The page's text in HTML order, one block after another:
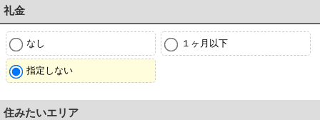
礼金
なし １ヶ月以下
指定しない
住みたいエリア